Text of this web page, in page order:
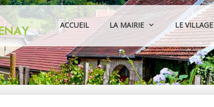
ACCUEIL LA MAIRIE LE VILLAGE